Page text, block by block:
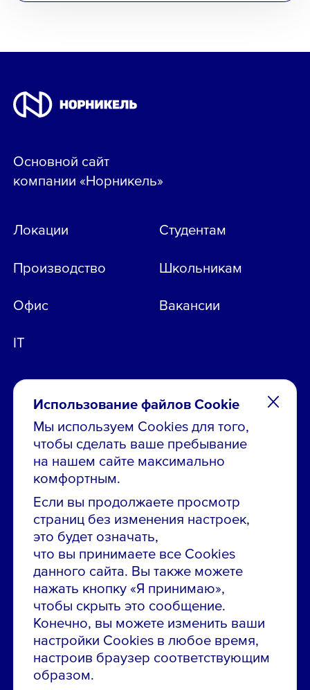
Использование файлов Cookie
Мы используем Cookies для того,
чтобы сделать ваше пребывание
на нашем сайте максимально
комфортным.
Если вы продолжаете просмотр
страниц без изменения настроек,
это будет означать,
что вы принимаете все Cookies
данного сайта. Вы также можете
нажать кнопку «Я принимаю»,
чтобы скрыть это сообщение.
Конечно, вы можете изменить ваши
настройки Cookies в любое время,
настроив браузер соответствующим
образом.
Остались вопросы по вакансиям?
Звони в контакт-центр:
8 800 700-19-43
Основной сайт
компании «Норникель»
Локации
Производство
Офис
IT
Студентам
Школьникам
Вакансии
Сообщить об ошибке на сайте
ПАО «ГМК «Норильский никель»
Использование материалов сайта
без согласования запрещено.
Российская Федерация, 123112, г. Москва, 1-й
Красногвардейский проезд., д. 15
Политика конфиденциальности
Политика использования файлов cookie